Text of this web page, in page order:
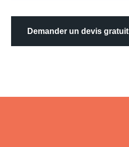
Demander un devis gratuit